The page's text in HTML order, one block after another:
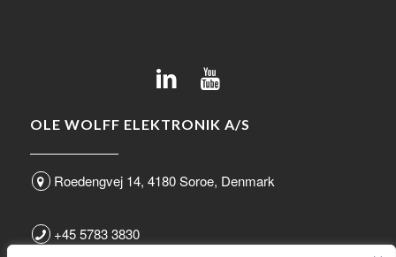
OLE WOLFF ELEKTRONIK A/S
Roedengvej 14, 4180 Soroe, Denmark
+45 5783 3830